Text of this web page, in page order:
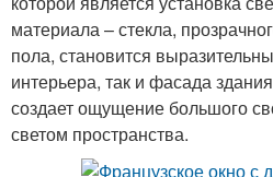
материала – стекла,
пола, становится
интерьера, так и фасада
создает ощущение большого
светом пространства.